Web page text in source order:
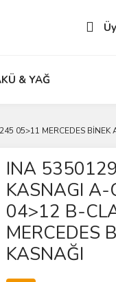
& YAĞ
05>11 MERCEDES BİNEK
INA
KASNAGI
04>12 B-
MERCEDES
KASNAĞI